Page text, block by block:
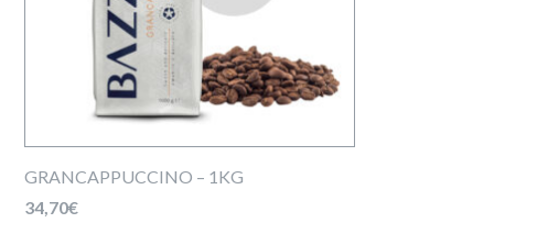
GRANCAPPUCCINO – 1KG
34,70€